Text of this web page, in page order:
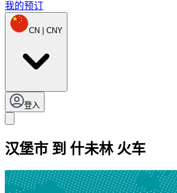
我的预订
CN | CNY
登入
汉堡市 到 什未林 火车